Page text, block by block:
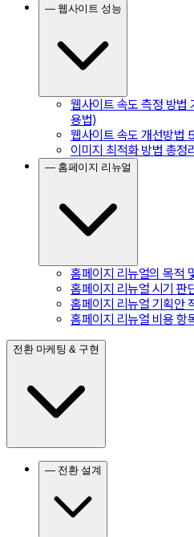
— 웹사이트 성능
웹사이트 속도 측정 방
용법)
웹사이트 속도 개선방법
이미지 최적화 방법 총정
— 홈페이지 리뉴얼
홈페이지 리뉴얼의 목적
홈페이지 리뉴얼 시기 판
홈페이지 리뉴얼 기획안
홈페이지 리뉴얼 비용
전환 마케팅 & 구현
— 전환 설계